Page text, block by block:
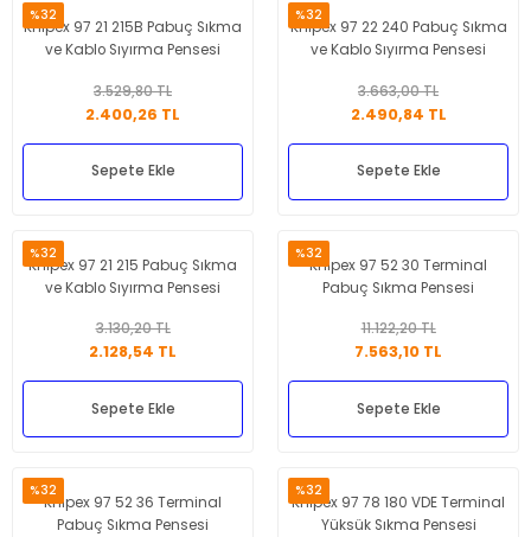
%32
Knipex 97 21 215B Pabuç Sıkma
ve Kablo Sıyırma Pensesi
3.529,80 TL
2.400,26 TL
Sepete Ekle
%32
Knipex 97 22 240 Pabuç Sıkma
ve Kablo Sıyırma Pensesi
3.663,00 TL
2.490,84 TL
Sepete Ekle
%32
Knipex 97 21 215 Pabuç Sıkma
ve Kablo Sıyırma Pensesi
3.130,20 TL
2.128,54 TL
Sepete Ekle
%32
Knipex 97 52 30 Terminal
Pabuç Sıkma Pensesi
11.122,20 TL
7.563,10 TL
Sepete Ekle
%32
Knipex 97 52 36 Terminal
Pabuç Sıkma Pensesi
%32
Knipex 97 78 180 VDE Terminal
Yüksük Sıkma Pensesi